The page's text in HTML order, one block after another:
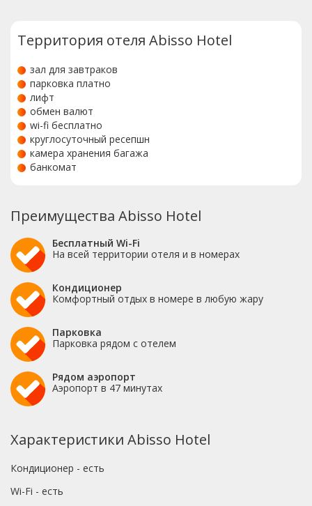
Территория отеля Abisso Hotel
зал для завтраков
парковка платно
лифт
обмен валют
wi-fi бесплатно
круглосуточный ресепшн
камера хранения багажа
банкомат
Преимущества Abisso Hotel
Бесплатный Wi-Fi
На всей территории отеля и в номерах
Кондиционер
Комфортный отдых в номере в любую жару
Парковка
Парковка рядом с отелем
Рядом аэропорт
Аэропорт в 47 минутах
Характеристики Abisso Hotel
Кондиционер - есть
Wi-Fi - есть